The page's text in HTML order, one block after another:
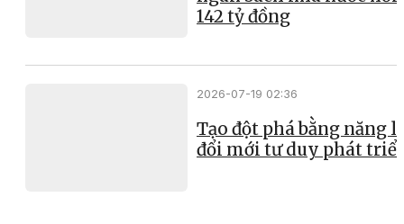
142 tỷ đồng
2026-07-19 02:36
Tạo đột phá bằng năng
đổi mới tư duy phát